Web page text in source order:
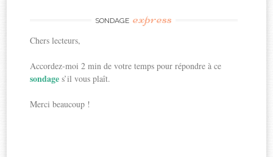
SONDAGE express
Chers lecteurs,
Accordez-moi 2 min de votre temps pour répondre à ce
sondages’il vous plaît.
Merci beaucoup !